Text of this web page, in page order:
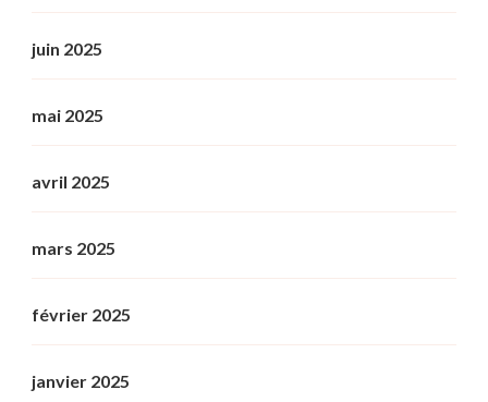
juin 2025
mai 2025
avril 2025
mars 2025
février 2025
janvier 2025